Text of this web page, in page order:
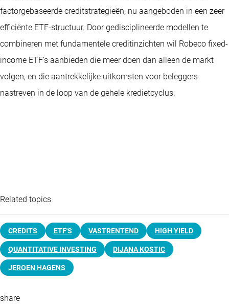
factorgebaseerde creditstrategieën, nu aangeboden in een zeer
efficiënte ETF-structuur. Door gedisciplineerde modellen te
combineren met fundamentele creditinzichten wil Robeco fixed-
income ETF’s aanbieden die meer doen dan alleen de markt
volgen, en die aantrekkelijke uitkomsten voor beleggers
nastreven in de loop van de gehele kredietcyclus.
Related topics
CREDITS ETF'S VASTRENTEND HIGH YIELD
QUANTITATIVE INVESTING DIJANA KOSTIC
JEROEN HAGENS
share